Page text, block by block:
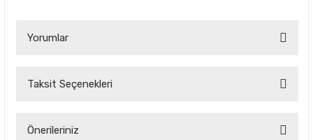
Yorumlar
Taksit Seçenekleri
Önerileriniz